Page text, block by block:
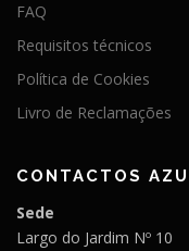
FAQ
Requisitos técnicos
Política de Cookies
Livro de Reclamações
CONTACTOS
Sede
Largo do Jardim Nº 10